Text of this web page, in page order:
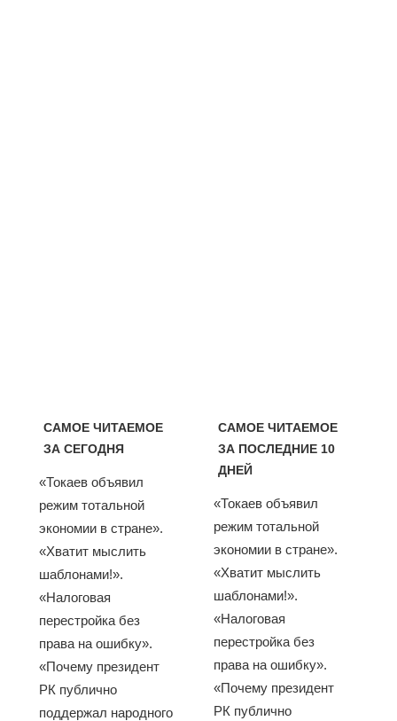
САМОЕ ЧИТАЕМОЕ
ЗА СЕГОДНЯ
«Токаев объявил
режим тотальной
экономии в стране».
«Хватит мыслить
шаблонами!».
«Налоговая
перестройка без
права на ошибку».
«Почему президент
РК публично
поддержал народного
САМОЕ ЧИТАЕМОЕ
ЗА ПОСЛЕДНИЕ 10
ДНЕЙ
«Токаев объявил
режим тотальной
экономии в стране».
«Хватит мыслить
шаблонами!».
«Налоговая
перестройка без
права на ошибку».
«Почему президент
РК публично